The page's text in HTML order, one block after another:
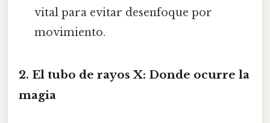
vital para evitar desenfoque por
movimiento.
2. El tubo de rayos X: Donde ocurre la
magia